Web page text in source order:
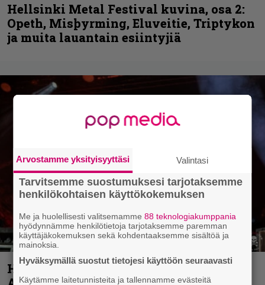
Hellsinki Metal Festival kuvina, osa 2:
Opeth, Misþyrming, Eluveitie, Triptykon
ja muita lauantain esiintyjiä
Hellsinki Metal Festival kuvina, osa 1 –
Arvostamme yksityisyyttäsi Valintasi
Tarvitsemme suostumuksesi tarjotaksemme
henkilökohtaisen käyttökokemuksen
Me ja huolellisesti valitsemamme88 teknologiakumppania
hyödynnämme henkilötietoja tarjotaksemme paremman
käyttäjäkokemuksen sekä kohdentaaksemme sisältöä ja
mainoksia.
Hyväksymällä suostut tietojesi käyttöön seuraavasti
Käytämme laitetunnisteita ja tallennamme evästeitä